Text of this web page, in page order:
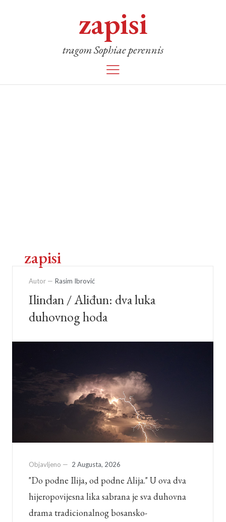
zapisi
tragom Sophiae perennis
zapisi
Autor — Rasim Ibrović
Ilindan / Aliđun: dva luka
duhovnog hoda
Objavljeno — 2 Augusta, 2026
"Do podne Ilija, od podne Alija." U ova dva
hijeropovijesna lika sabrana je sva duhovna
drama tradicionalnog bosansko-